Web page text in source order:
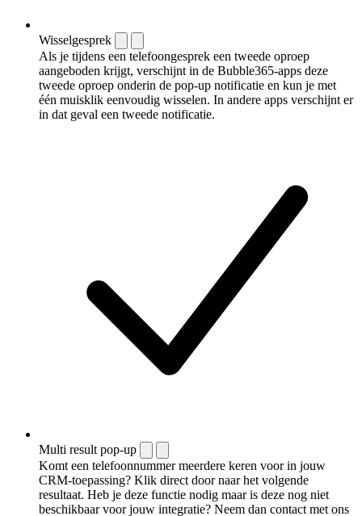
Wisselgesprek
Als je tijdens een telefoongesprek een tweede oproep
aangeboden krijgt, verschijnt in de Bubble365-apps deze
tweede oproep onderin de pop-up notificatie en kun je met
één muisklik eenvoudig wisselen. In andere apps verschijnt er
in dat geval een tweede notificatie.
Multi result pop-up
Komt een telefoonnummer meerdere keren voor in jouw
CRM-toepassing? Klik direct door naar het volgende
resultaat. Heb je deze functie nodig maar is deze nog niet
beschikbaar voor jouw integratie? Neem dan contact met ons